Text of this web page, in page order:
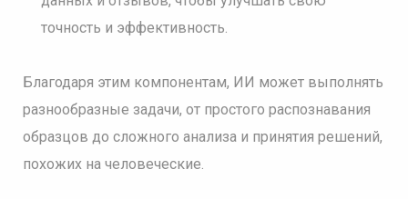
точность и эффективность.
Благодаря этим компонентам, ИИ может выполнять
разнообразные задачи, от простого распознавания
образцов до сложного анализа и принятия решений,
похожих на человеческие.